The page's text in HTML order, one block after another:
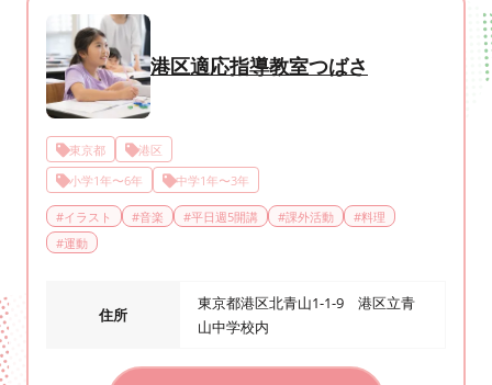
港区適応指導教室つばさ
東京都
港区
小学1年〜6年
中学1年〜3年
#イラスト #音楽 #平日週5開講 #課外活動 #料理
#運動
住所
東京都港区北青山1-1-9 港区立青
山中学校内